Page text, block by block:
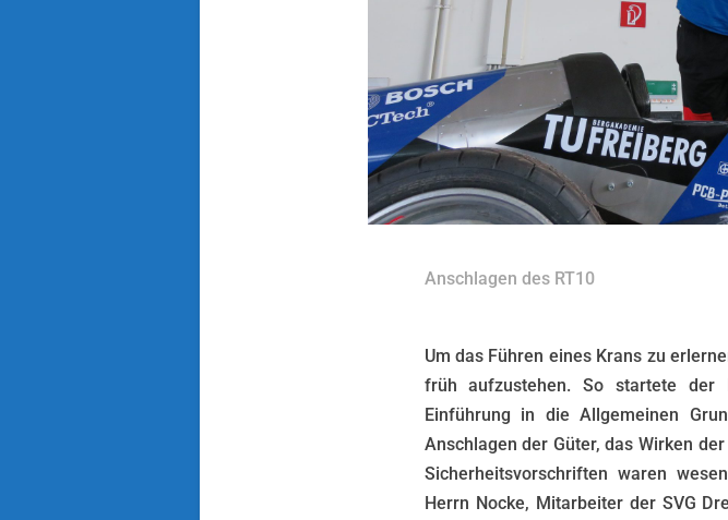
Anschlagen des RT10
Um das Führen eines Krans zu
früh aufzustehen. So startete
Einführung in die Allgemeinen
Anschlagen der Güter, das Wirken
Sicherheitsvorschriften waren
Herrn Nocke, Mitarbeiter der SVG